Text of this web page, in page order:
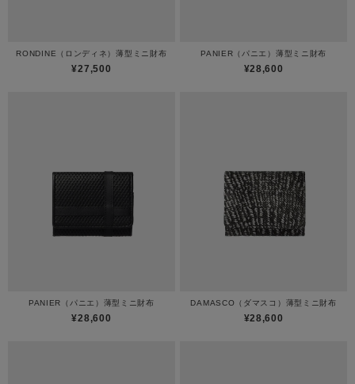
RONDINE（ロンディネ）薄型ミニ財布
¥27,500
PANIER（パニエ）薄型ミニ財布
¥28,600
PANIER（パニエ）薄型ミニ財布
¥28,600
DAMASCO（ダマスコ）薄型ミニ財布
¥28,600